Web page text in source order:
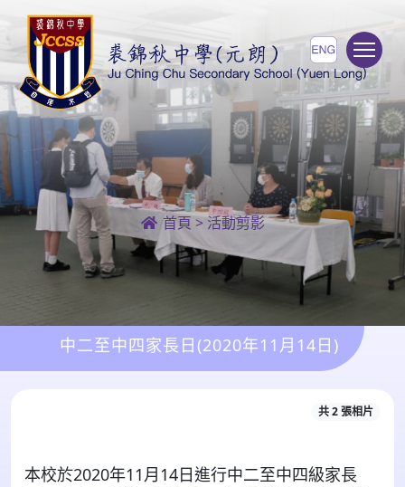
首頁 >活動剪影
中二至中四家長日(2020年11月14日)
共 2 張相片
本校於2020年11月14日進行中二至中四級家長